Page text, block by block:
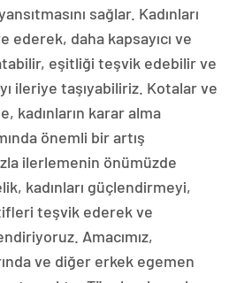
sağlar. Kadınları
daha kapsayıcı ve
eşitliği teşvik edebilir ve
ileriye taşıyabiliriz. Kotalar ve
kadınların karar alma
önemli bir artış
ilerlemenin önümüzde
kadınları güçlendirmeyi,
teşvik ederek ve
Amacımız,
ve diğer erkek egemen